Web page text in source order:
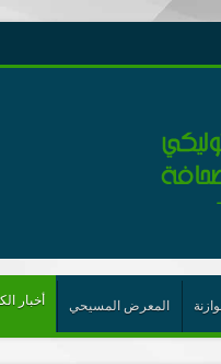
: طرح رئيس الجمهورية حول
التوافقيّة في لبنان”
بقاعكفرا…
المعرض المسيحي أخبار